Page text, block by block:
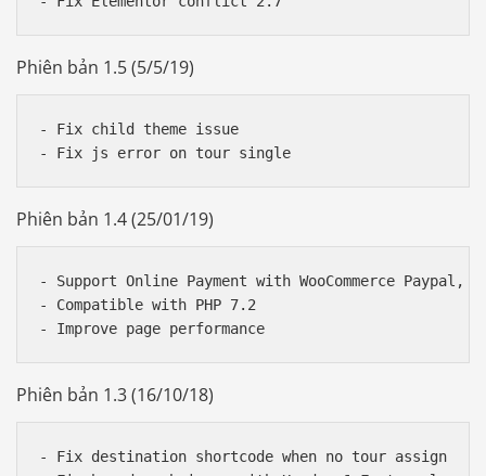
Phiên bản 1.5 (5/5/19)
- Fix child theme issue
Phiên bản 1.4 (25/01/19)
- Support Online Payment with WooCommerce
- Compatible with PHP 7.2
Phiên bản 1.3 (16/10/18)
- Fix destination shortcode when no tour assign